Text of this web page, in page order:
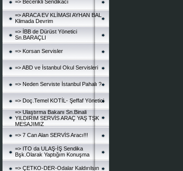
=> Becerikli Sendikacı
=> ARACA EV KLİMASI AYHAN BAL
Klimada Devrim
=> İBB de Dürüst Yönetici
Sn.BARAÇLI
=> Korsan Servisler
=> ABD ve İstanbul Okul Servisleri
=> Neden Serviste İstanbul Pahalı ?
=> Doç.Temel KOTİL- Şeffaf Yönetici
=> Ulaştırma Bakanı Sn.Binali
YILDIRIM SERVİS ARAÇ YAŞ TŞK
MESAJIMIZ
=> 7 Can Alan SERVİS Aracı!!!
=> ITO da ULAŞ-İŞ Sendika
Bşk.Olarak Yaptığım Konuşma
=> ÇETKO-DER-Odalar Kaldırılsın